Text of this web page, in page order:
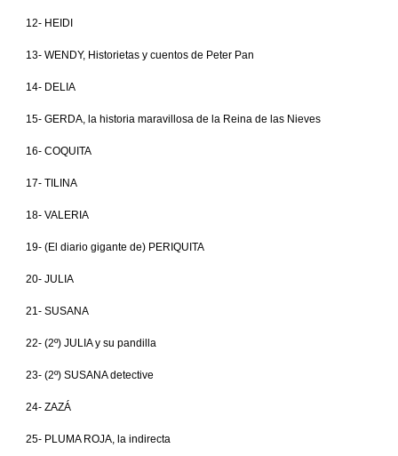
12- HEIDI
13- WENDY, Historietas y cuentos de Peter Pan
14- DELIA
15- GERDA, la historia maravillosa de la Reina de las Nieves
16- COQUITA
17- TILINA
18- VALERIA
19- (El diario gigante de) PERIQUITA
20- JULIA
21- SUSANA
22- (2º) JULIA y su pandilla
23- (2º) SUSANA detective
24- ZAZÁ
25- PLUMA ROJA, la indirecta